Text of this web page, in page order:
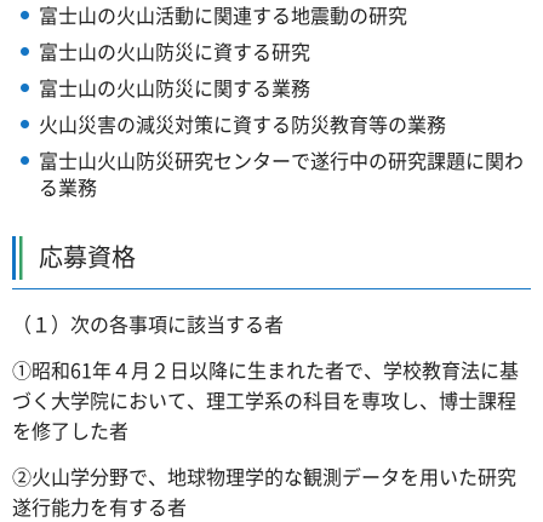
富士山の火山活動に関連する地震動の研究
富士山の火山防災に資する研究
富士山の火山防災に関する業務
火山災害の減災対策に資する防災教育等の業務
富士山火山防災研究センターで遂行中の研究課題に関わ
る業務
応募資格
（１）次の各事項に該当する者
①昭和61年４月２日以降に生まれた者で、学校教育法に基
づく大学院において、理工学系の科目を専攻し、博士課程
を修了した者
②火山学分野で、地球物理学的な観測データを用いた研究
遂行能力を有する者